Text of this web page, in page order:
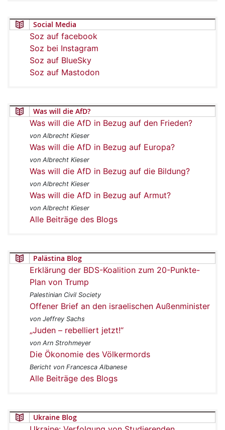
Social Media
Soz auf facebook
Soz bei Instagram
Soz auf BlueSky
Soz auf Mastodon
Was will die AfD?
Was will die AfD in Bezug auf den Frieden?
von Albrecht Kieser
Was will die AfD in Bezug auf Europa?
von Albrecht Kieser
Was will die AfD in Bezug auf die Bildung?
von Albrecht Kieser
Was will die AfD in Bezug auf Armut?
von Albrecht Kieser
Alle Beiträge des Blogs
Palästina Blog
Erklärung der BDS-Koalition zum 20-Punkte-
Plan von Trump
Palestinian Civil Society
Offener Brief an den israelischen Außenminister
von Jeffrey Sachs
„Juden – rebelliert jetzt!“
von Arn Strohmeyer
Die Ökonomie des Völkermords
Bericht von Francesca Albanese
Alle Beiträge des Blogs
Ukraine Blog